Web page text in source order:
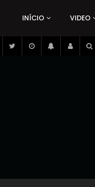
INÍCIO VIDEO